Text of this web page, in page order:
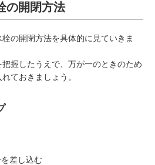
の開閉方法
の開閉方法を具体的に見ていきま
握したうえで、万が一のときのため
ておきましょう。
差し込む